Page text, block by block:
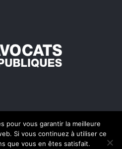
Publiques.
pour vous garantir la meilleure
Si vous continuez à utiliser ce
que vous en êtes satisfait.